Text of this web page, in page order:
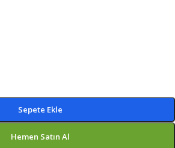
Sepete Ekle
Hemen Satın Al